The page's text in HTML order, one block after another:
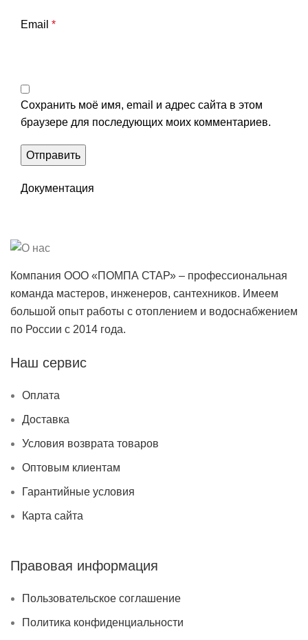
Email *
Сохранить моё имя, email и адрес сайта в этом
браузере для последующих моих комментариев.
Документация
Компания ООО «ПОМПА СТАР» – профессиональная
команда мастеров, инженеров, сантехников. Имеем
большой опыт работы с отоплением и водоснабжением
по России с 2014 года.
Наш сервис
Оплата
Доставка
Условия возврата товаров
Оптовым клиентам
Гарантийные условия
Карта сайта
Правовая информация
Пользовательское соглашение
Политика конфиденциальности